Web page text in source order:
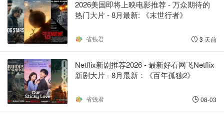
2026美国即将上映电影推荐 - 万众期待的
热门大片 - 8月最新: 《末世行者》
省钱君 3 天前
Netflix新剧推荐2026 - 最新好看网飞Netflix
新剧大片 - 8月最新：《​​百年孤独2》
省钱君 08-03